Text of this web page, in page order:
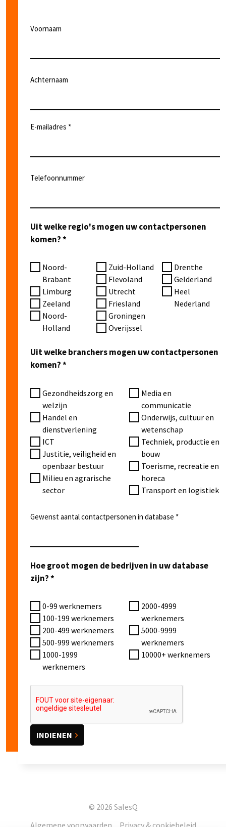
Voornaam
Achternaam
E-mailadres
Telefoonnummer
Uit welke regio's mogen uw contactpersonen
komen?
Noord-
Brabant
Limburg
Zeeland
Noord-
Holland
Zuid-Holland
Flevoland
Utrecht
Friesland
Groningen
Overijssel
Drenthe
Gelderland
Heel
Nederland
Uit welke branchers mogen uw contactpersonen
komen?
Gezondheidszorg en
welzijn
Handel en
dienstverlening
ICT
Justitie, veiligheid en
openbaar bestuur
Milieu en agrarische
sector
Media en
communicatie
Onderwijs, cultuur en
wetenschap
Techniek, productie en
bouw
Toerisme, recreatie en
horeca
Transport en logistiek
Gewenst aantal contactpersonen in database
Hoe groot mogen de bedrijven in uw database
zijn?
0-99 werknemers
100-199 werknemers
200-499 werknemers
500-999 werknemers
1000-1999
werknemers
2000-4999
werknemers
5000-9999
werknemers
10000+ werknemers
© 2026 SalesQ
Algemene voorwaarden
Privacy & cookiebeleid